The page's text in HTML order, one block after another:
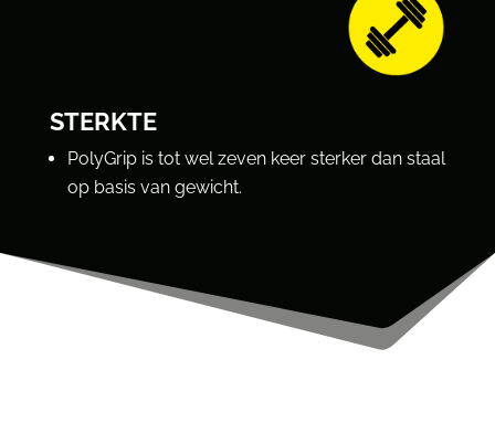
STERKTE
PolyGrip is tot wel zeven keer sterker dan staal
op basis van gewicht.